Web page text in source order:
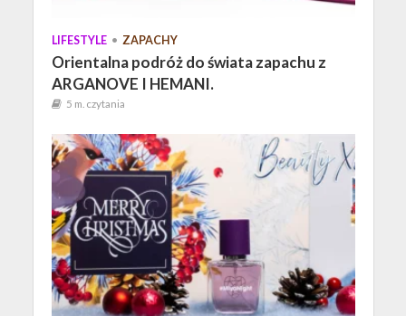
LIFESTYLE • ZAPACHY
Orientalna podróż do świata zapachu z
ARGANOVE I HEMANI.
5 m. czytania